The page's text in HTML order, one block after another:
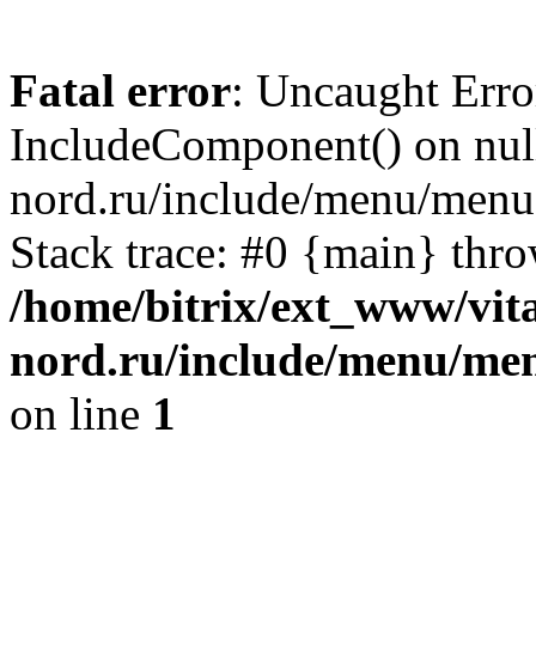
Fatal error: Uncaught
IncludeComponent() on
nord.ru/include/menu/
Stack trace: #0 {main}
/home/bitrix/ext_www/
nord.ru/include/menu/
on line 1